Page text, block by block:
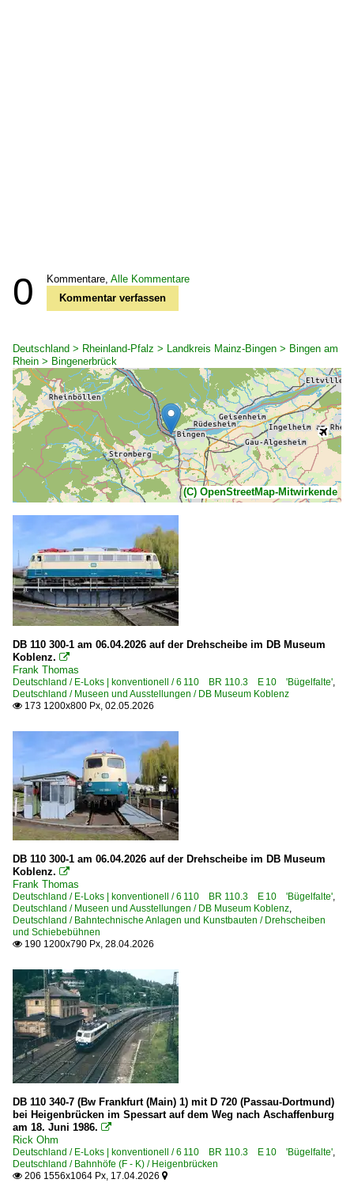
0 Kommentare, Alle Kommentare
Kommentar verfassen
Deutschland > Rheinland-Pfalz > Landkreis Mainz-Bingen > Bingen am
Rhein > Bingenerbrück
(C) OpenStreetMap-Mitwirkende
DB 110 300-1 am 06.04.2026 auf der Drehscheibe im DB Museum
Koblenz. 
Frank Thomas
Deutschland / E-Loks | konventionell / 6 110 BR 110.3 E 10 'Bügelfalte',
Deutschland / Museen und Ausstellungen / DB Museum Koblenz
 173 1200x800 Px, 02.05.2026
DB 110 300-1 am 06.04.2026 auf der Drehscheibe im DB Museum
Koblenz. 
Frank Thomas
Deutschland / E-Loks | konventionell / 6 110 BR 110.3 E 10 'Bügelfalte',
Deutschland / Museen und Ausstellungen / DB Museum Koblenz,
Deutschland / Bahntechnische Anlagen und Kunstbauten / Drehscheiben
und Schiebebühnen
 190 1200x790 Px, 28.04.2026
DB 110 340-7 (Bw Frankfurt (Main) 1) mit D 720 (Passau-Dortmund)
bei Heigenbrücken im Spessart auf dem Weg nach Aschaffenburg
am 18. Juni 1986. 
Rick Ohm
Deutschland / E-Loks | konventionell / 6 110 BR 110.3 E 10 'Bügelfalte',
Deutschland / Bahnhöfe (F - K) / Heigenbrücken
 206 1556x1064 Px, 17.04.2026 